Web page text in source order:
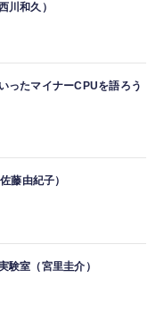
川和久）
ったマイナーCPUを語ろう
藤由紀子）
験室（宮里圭介）